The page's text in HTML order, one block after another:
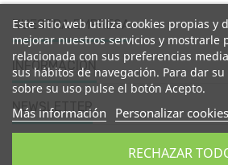
NUESTRA EMPRESA
INFORMACIÓN
NEWSLETTER
CONTACTE CON NOSOTROS
Este sitio web utiliza cookies propias y
mejorar nuestros servicios y mostrarle
relacionada con sus preferencias
sus hábitos de navegación. Para dar
sobre su uso pulse el botón Acepto.
Más información Personalizar cookies
RECHAZAR